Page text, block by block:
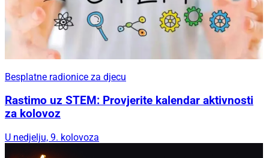
Besplatne radionice za djecu
Rastimo uz STEM: Provjerite kalendar aktivnosti
za kolovoz
U nedjelju, 9. kolovoza